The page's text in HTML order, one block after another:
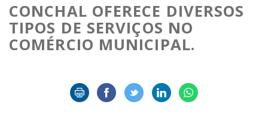
CONCHAL OFERECE DIVERSOS
TIPOS DE SERVIÇOS NO
COMÉRCIO MUNICIPAL.